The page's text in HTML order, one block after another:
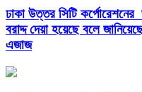
ঢাকা উত্তর সিটি
বরাদ্দ দেয়া হয়েছে বলে
এজাজ